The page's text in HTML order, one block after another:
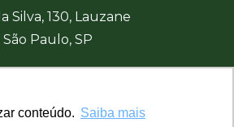
conteúdo. Saiba mais
conteúdo. Saiba mais
Silva, 130, Lauzane
Paulo, SP
certificada